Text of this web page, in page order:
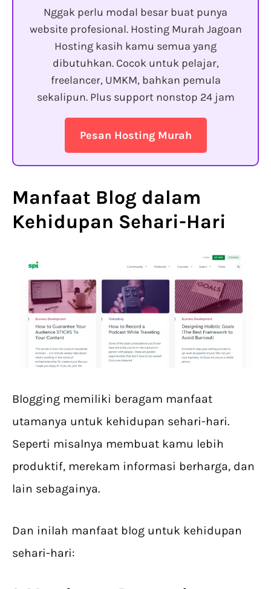
Nggak perlu modal besar buat punya
website profesional. Hosting Murah Jagoan
Hosting kasih kamu semua yang
dibutuhkan. Cocok untuk pelajar,
freelancer, UMKM, bahkan pemula
sekalipun. Plus support nonstop 24 jam
Pesan Hosting Murah
Manfaat Blog dalam
Kehidupan Sehari-Hari
Blogging memiliki beragam manfaat
utamanya untuk kehidupan sehari-hari.
Seperti misalnya membuat kamu lebih
produktif, merekam informasi berharga, dan
lain sebagainya.
Dan inilah manfaat blog untuk kehidupan
sehari-hari: